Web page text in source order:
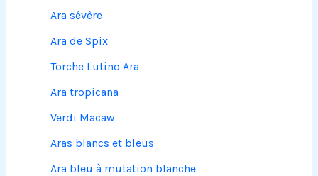
Ara sévère
Ara de Spix
Torche Lutino Ara
Ara tropicana
Verdi Macaw
Aras blancs et bleus
Ara bleu à mutation blanche